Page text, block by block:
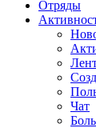
Отряды
Чат